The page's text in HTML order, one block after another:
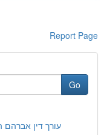
Report Page
Go
עורך דין אברהם